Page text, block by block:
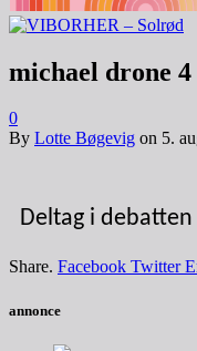
michael drone 4
0
By Lotte Bøgevig on 5.
Deltag i debatten
Share. Facebook Twitter
annonce